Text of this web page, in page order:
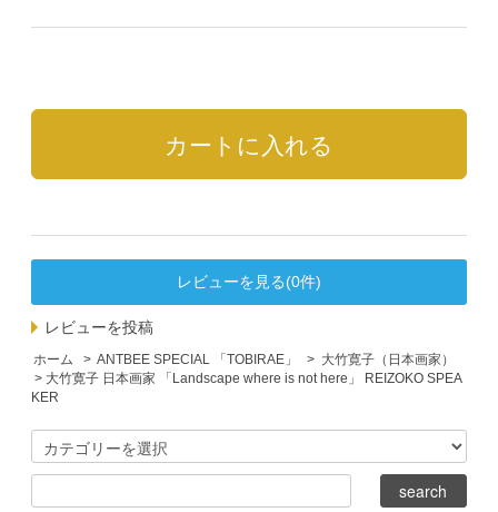
レビューを見る(0件)
レビューを投稿
ホーム > ANTBEE SPECIAL 「TOBIRAE」 > 大竹寛子（日本画家）
> 大竹寛子 日本画家 「Landscape where is not here」 REIZOKO SPEA
KER